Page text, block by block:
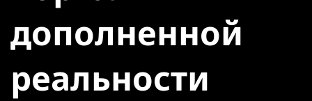
дополненной
реальности